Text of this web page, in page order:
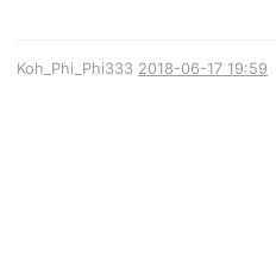
Koh_Phi_Phi333 2018-06-17 19:59